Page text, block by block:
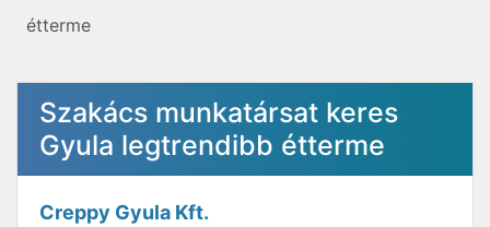
étterme
Szakács munkatársat keres
Gyula legtrendibb étterme
Creppy Gyula Kft.